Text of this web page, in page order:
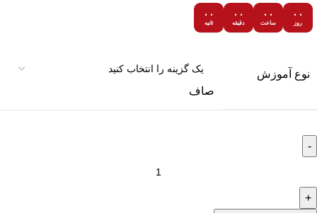
۰۰
روز
۰۰
ساعت
۰۰
دقیقه
۰۰
ثانیه
نوع آموزش
صاف